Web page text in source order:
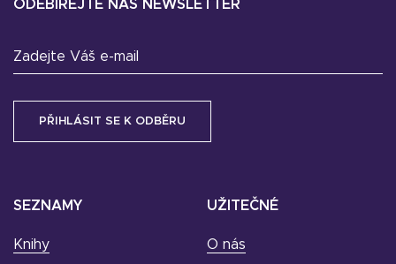
SEZNAMY
Knihy
UŽITEČNÉ
O nás
ODEBÍREJTE NÁŠ NEWSLETTER
Zadejte Váš e-mail